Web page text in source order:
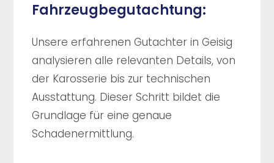
Fahrzeugbegutachtung:
Unsere erfahrenen Gutachter in Geisig
analysieren alle relevanten Details, von
der Karosserie bis zur technischen
Ausstattung. Dieser Schritt bildet die
Grundlage für eine genaue
Schadenermittlung.